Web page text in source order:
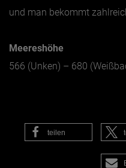
und man bekommt
Meereshöhe
566 (Unken) – 680
teilen